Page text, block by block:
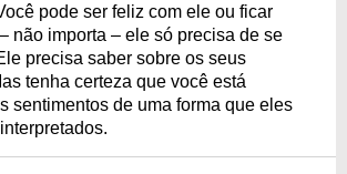
pode ser feliz com ele ou ficar
não importa – ele só precisa de se
precisa saber sobre os seus
tenha certeza que você está
sentimentos de uma forma que eles